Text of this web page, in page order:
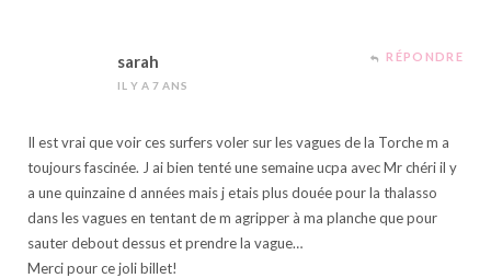
sarah
IL Y A 7 ANS
RÉPONDRE
Il est vrai que voir ces surfers voler sur les vagues de la Torche m a
toujours fascinée. J ai bien tenté une semaine ucpa avec Mr chéri il y
a une quinzaine d années mais j etais plus douée pour la thalasso
dans les vagues en tentant de m agripper à ma planche que pour
sauter debout dessus et prendre la vague…
Merci pour ce joli billet!